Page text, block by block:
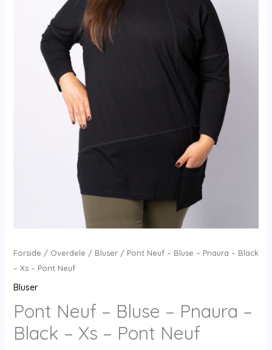
Forside / Overdele / Bluser/ Pont Neuf – Bluse – Pnaura – Black
– Xs – Pont Neuf
Bluser
Pont Neuf – Bluse – Pnaura –
Black – Xs – Pont Neuf